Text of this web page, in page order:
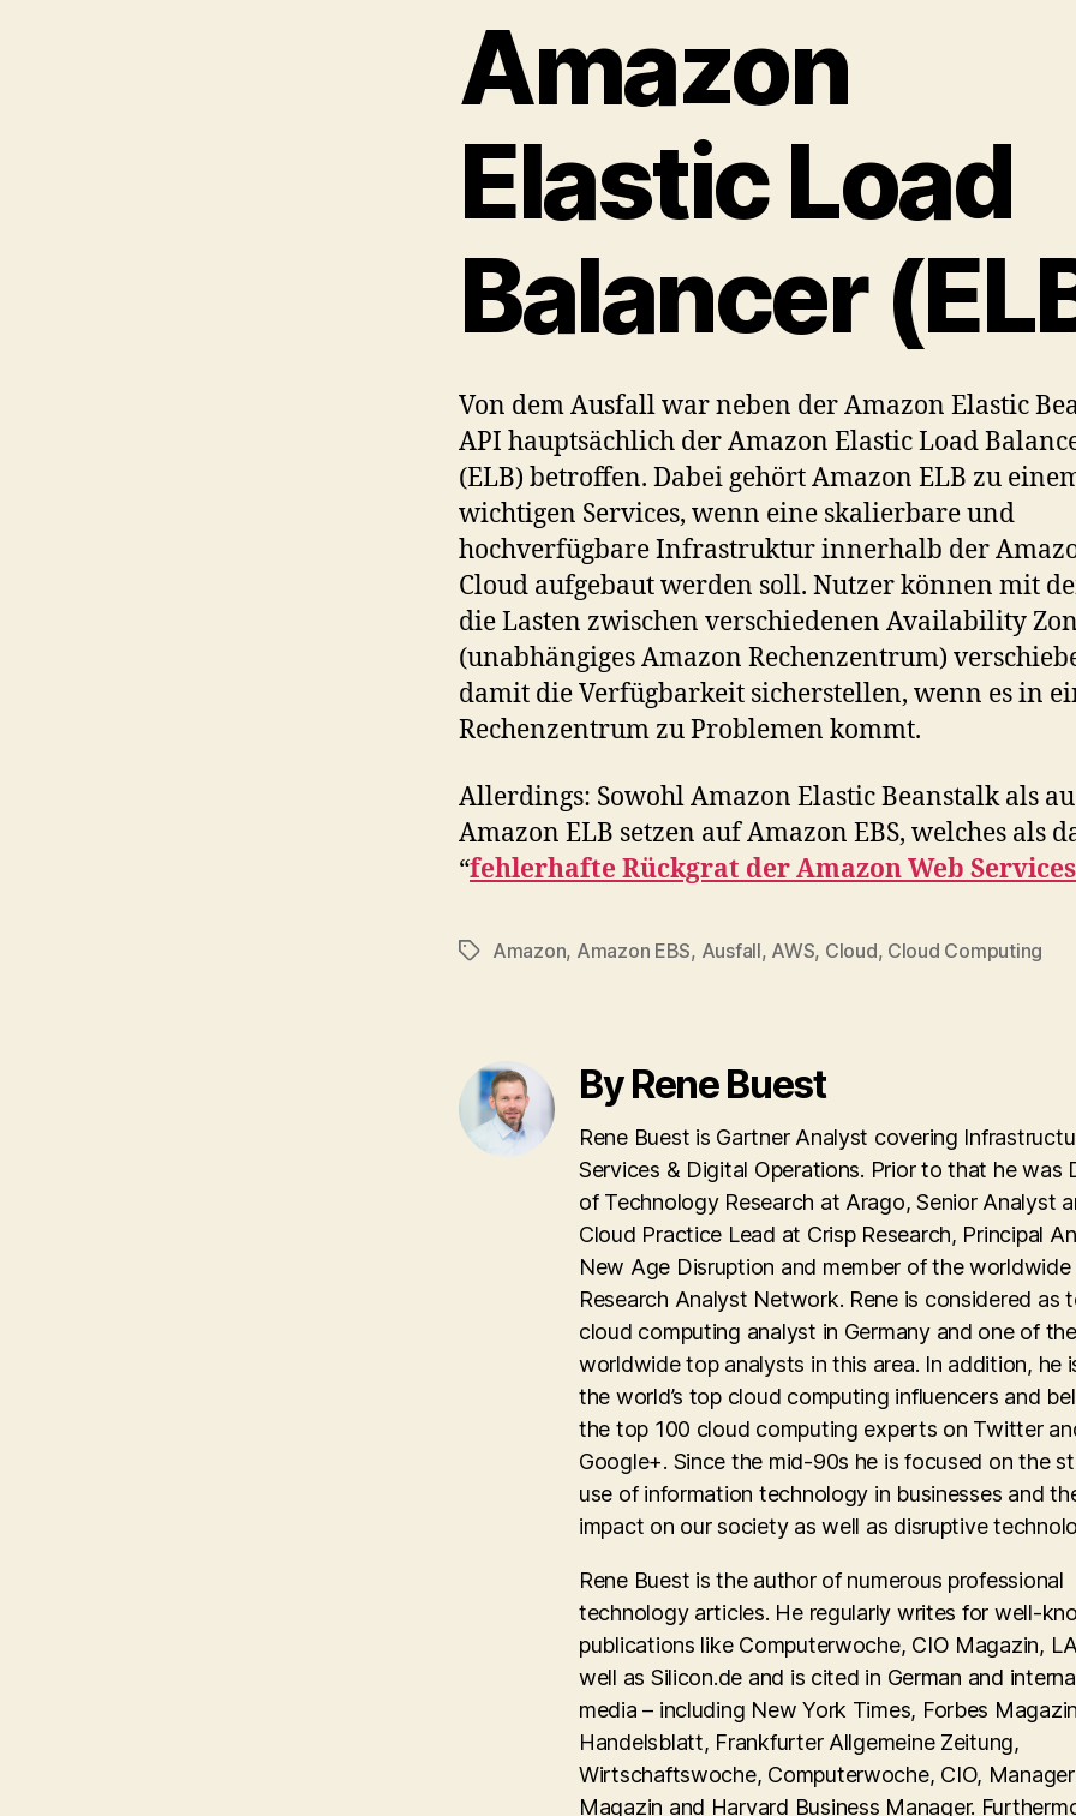
Amazon
Elastic Load
Balancer
Von dem Ausfall war neben der Amazon Elastic
API hauptsächlich der Amazon Elastic Load
(ELB) betroffen. Dabei gehört Amazon ELB zu
wichtigen Services, wenn eine skalierbare und
hochverfügbare Infrastruktur innerhalb der
Cloud aufgebaut werden soll. Nutzer können mit
die Lasten zwischen verschiedenen Availability
(unabhängiges Amazon Rechenzentrum)
damit die Verfügbarkeit sicherstellen, wenn es in
Rechenzentrum zu Problemen kommt.
Allerdings: Sowohl Amazon Elastic Beanstalk als
Amazon ELB setzen auf Amazon EBS, welches als
“fehlerhafte Rückgrat der Amazon Web
TagsAmazon, Amazon EBS, Ausfall, AWS, Cloud, Cloud Computing
By Rene Buest
Rene Buest is Gartner Analyst covering
Services & Digital Operations. Prior to that he was
of Technology Research at Arago, Senior Analyst
Cloud Practice Lead at Crisp Research, Principal
New Age Disruption and member of the worldwide
Research Analyst Network. Rene is considered as
cloud computing analyst in Germany and one of the
worldwide top analysts in this area. In addition, he
the world’s top cloud computing influencers and
the top 100 cloud computing experts on Twitter
Google+. Since the mid-90s he is focused on the
use of information technology in businesses and
impact on our society as well as disruptive
Rene Buest is the author of numerous professional
technology articles. He regularly writes for well-
publications like Computerwoche, CIO Magazin,
well as Silicon.de and is cited in German and
media – including New York Times, Forbes
Handelsblatt, Frankfurter Allgemeine Zeitung,
Wirtschaftswoche, Computerwoche, CIO, Manager
Magazin and Harvard Business Manager.